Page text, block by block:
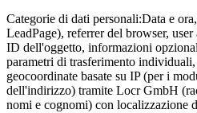
Categorie di dati personali:Data e
LeadPage), referrer del browser,
ID dell'oggetto, informazioni
parametri di trasferimento
geocoordinate basate su IP (per i
dell'indirizzo) tramite Locr GmbH
nomi e cognomi) con localizzazione